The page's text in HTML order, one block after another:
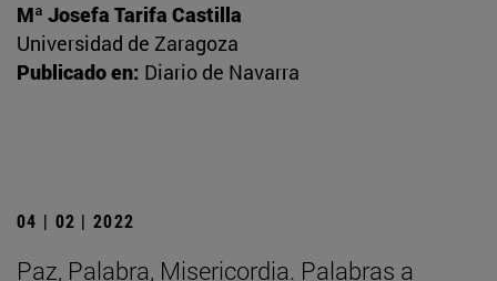
Mª Josefa Tarifa Castilla
Universidad de Zaragoza
Publicado en: Diario de Navarra
04 | 02 | 2022
Paz, Palabra, Misericordia. Palabras a